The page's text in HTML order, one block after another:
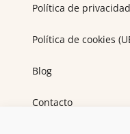
Política de privacidad
Política de cookies
Blog
Contacto